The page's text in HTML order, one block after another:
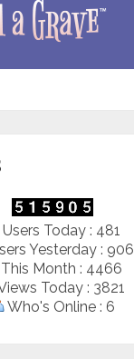
Today : 481
Yesterday : 906
This Month : 4466
Today : 3821
Who's Online : 6